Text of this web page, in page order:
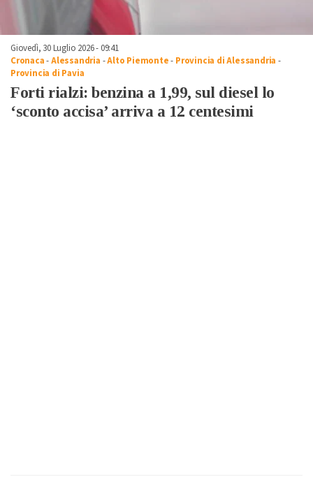
Giovedì, 30 Luglio 2026 - 09:41
Cronaca-Alessandria -Alto Piemonte- Provincia di Alessandria -
Provincia di Pavia
Forti rialzi: benzina a 1,99, sul diesel lo
‘sconto accisa’ arriva a 12 centesimi